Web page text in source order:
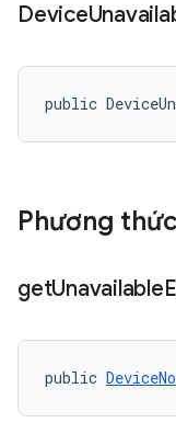
Device
public
Phương
getUnavailable
public